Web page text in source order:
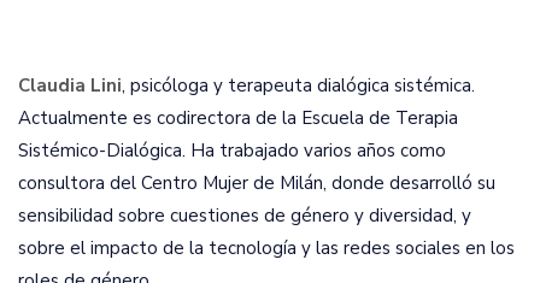
Claudia Lini, psicóloga y terapeuta dialógica sistémica.
Actualmente es codirectora de la Escuela de Terapia
Sistémico-Dialógica. Ha trabajado varios años como
consultora del Centro Mujer de Milán, donde desarrolló su
sensibilidad sobre cuestiones de género y diversidad, y
sobre el impacto de la tecnología y las redes sociales en los